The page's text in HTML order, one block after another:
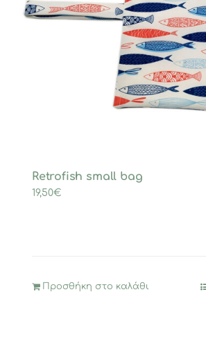
Retrofish small bag
19,50€
Προσθήκη στο καλάθι